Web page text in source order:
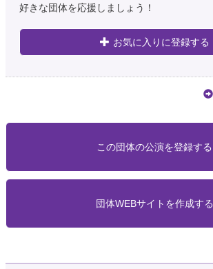
好きな団体を応援しましょう！
お気に入りに登録する
この団体の公演を登録する
団体WEBサイトを作成する